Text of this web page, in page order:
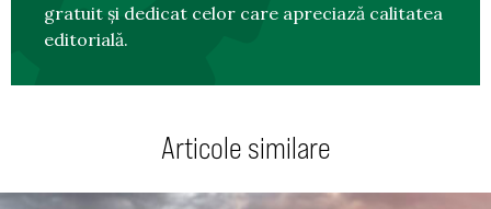
gratuit și dedicat celor care apreciază calitatea
editorială.
Articole similare